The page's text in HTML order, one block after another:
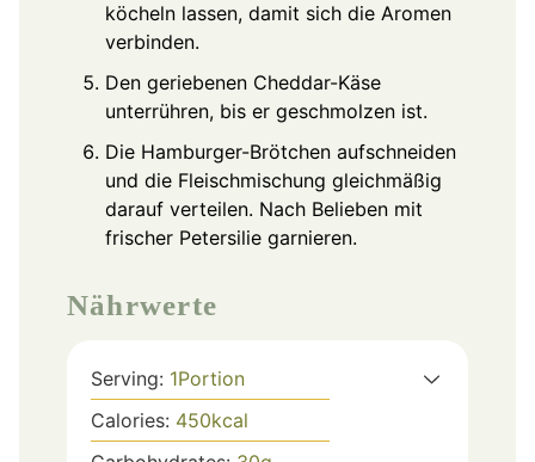
köcheln lassen, damit sich die Aromen
verbinden.
Den geriebenen Cheddar-Käse
unterrühren, bis er geschmolzen ist.
Die Hamburger-Brötchen aufschneiden
und die Fleischmischung gleichmäßig
darauf verteilen. Nach Belieben mit
frischer Petersilie garnieren.
Nährwerte
Serving: 1Portion
Calories: 450kcal